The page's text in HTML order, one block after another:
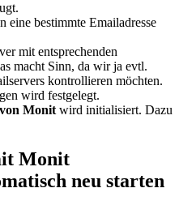
eine bestimmte Emailadresse
mit entsprechenden
macht Sinn, da wir ja evtl.
kontrollieren möchten.
wird festgelegt.
Monit wird initialisiert. Dazu
Monit
neu starten